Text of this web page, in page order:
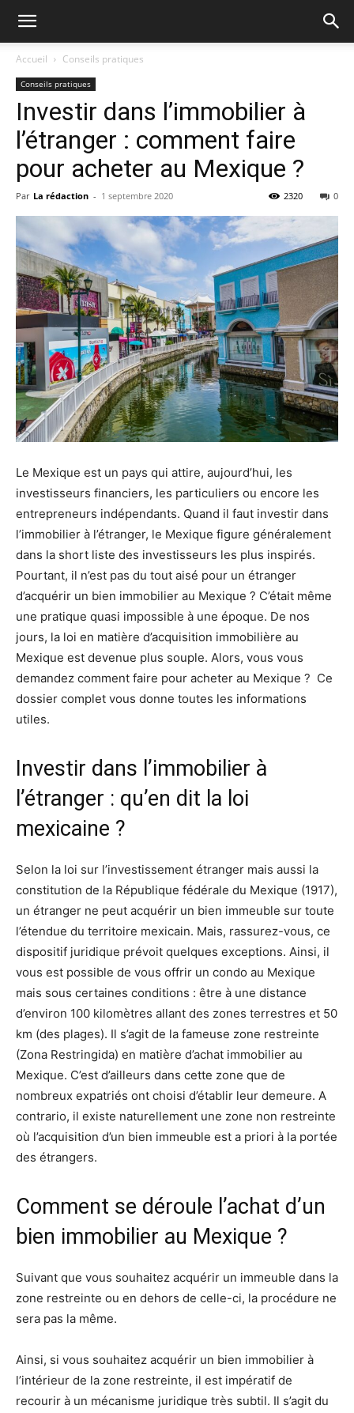
Accueil Conseils pratiques
Conseils pratiques
Investir dans l’immobilier à
l’étranger : comment faire
pour acheter au Mexique ?
Par La rédaction - 1 septembre 2020 0
2320
Le Mexique est un pays qui attire, aujourd’hui, les
investisseurs financiers, les particuliers ou encore les
entrepreneurs indépendants. Quand il faut investir dans
l’immobilier à l’étranger, le Mexique figure généralement
dans la short liste des investisseurs les plus inspirés.
Pourtant, il n’est pas du tout aisé pour un étranger
d’acquérir un bien immobilier au Mexique ? C’était même
une pratique quasi impossible à une époque. De nos
jours, la loi en matière d’acquisition immobilière au
Mexique est devenue plus souple. Alors, vous vous
demandez comment faire pour acheter au Mexique ? Ce
dossier complet vous donne toutes les informations
utiles.
Investir dans l’immobilier à
l’étranger : qu’en dit la loi
mexicaine ?
Selon la loi sur l’investissement étranger mais aussi la
constitution de la République fédérale du Mexique (1917),
un étranger ne peut acquérir un bien immeuble sur toute
l’étendue du territoire mexicain. Mais, rassurez-vous, ce
dispositif juridique prévoit quelques exceptions. Ainsi, il
vous est possible de vous offrir un condo au Mexique
mais sous certaines conditions : être à une distance
d’environ 100 kilomètres allant des zones terrestres et 50
km (des plages). Il s’agit de la fameuse zone restreinte
(Zona Restringida) en matière d’achat immobilier au
Mexique. C’est d’ailleurs dans cette zone que de
nombreux expatriés ont choisi d’établir leur demeure. A
contrario, il existe naturellement une zone non restreinte
où l’acquisition d’un bien immeuble est a priori à la portée
des étrangers.
Comment se déroule l’achat d’un
bien immobilier au Mexique ?
Suivant que vous souhaitez acquérir un immeuble dans la
zone restreinte ou en dehors de celle-ci, la procédure ne
sera pas la même.
Ainsi, si vous souhaitez acquérir un bien immobilier à
l’intérieur de la zone restreinte, il est impératif de
recourir à un mécanisme juridique très subtil. Il s’agit du